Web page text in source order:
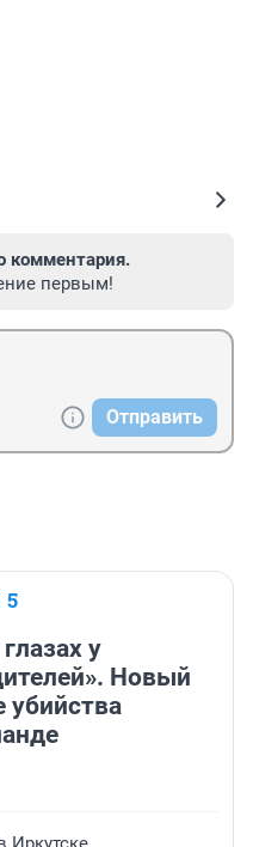
комментария.
первым!
Отправить
у
Новый
убийства